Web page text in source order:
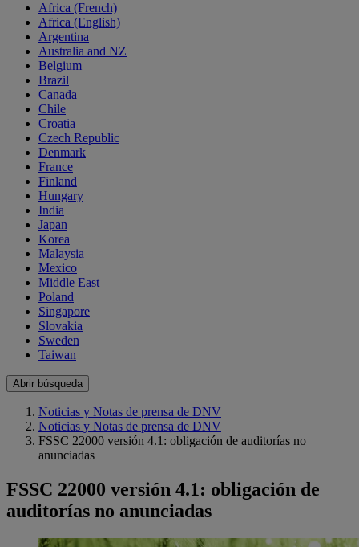
Africa (French)
Africa (English)
Argentina
Australia and NZ
Belgium
Brazil
Canada
Chile
Croatia
Czech Republic
Denmark
France
Finland
Hungary
India
Japan
Korea
Malaysia
Mexico
Middle East
Poland
Singapore
Slovakia
Sweden
Taiwan
Abrir búsqueda
Noticias y Notas de prensa de DNV
Noticias y Notas de prensa de DNV
FSSC 22000 versión 4.1: obligación de auditorías no
anunciadas
FSSC 22000 versión 4.1: obligación de
auditorías no anunciadas